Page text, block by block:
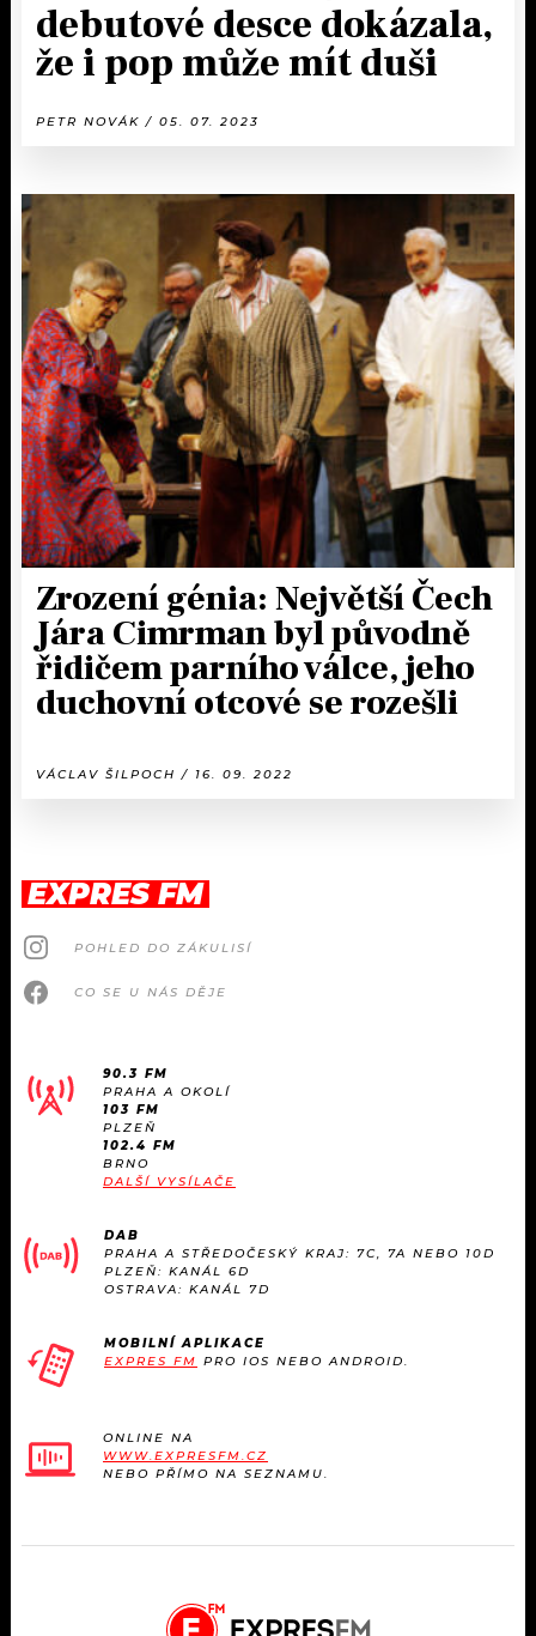
debutové desce dokázala,
že i pop může mít duši
PETR NOVÁK / 05. 07. 2023
Zrození génia: Největší Čech
Jára Cimrman byl původně
řidičem parního válce, jeho
duchovní otcové se rozešli
VÁCLAV ŠILPOCH / 16. 09. 2022
EXPRES FM
POHLED DO ZÁKULISÍ
CO SE U NÁS DĚJE
90.3 FM
PRAHA A OKOLÍ
103 FM
PLZEŇ
102.4 FM
BRNO
DALŠÍ VYSÍLAČE
DAB
PRAHA A STŘEDOČESKÝ KRAJ: 7C, 7A NEBO 10D
PLZEŇ: KANÁL 6D
OSTRAVA: KANÁL 7D
MOBILNÍ APLIKACE
EXPRES FM PRO IOS NEBO ANDROID.
ONLINE NA
WWW.EXPRESFM.CZ
NEBO PŘÍMO NA SEZNAMU.